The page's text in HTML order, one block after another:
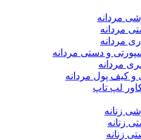
مردانه
مردانه
مردانه
و دستی مردانه
مردانه
و کیف پول مردانه
لپ تاپ
زنانه
زنانه
زنانه